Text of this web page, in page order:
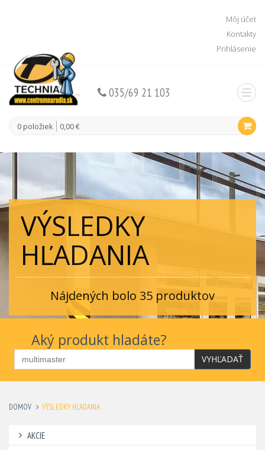
Môj účet
Kontakty
Prihlásenie
0 položiek 0,00 €
035/69 21 103
VÝSLEDKY
HĽADANIA
Nájdených bolo 35 produktov
Aký produkt hladáte?
VYHĽADAŤ
DOMOV VÝSLEDKY HĽADANIA
AKCIE